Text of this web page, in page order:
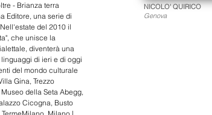
- Brianza terra
Editore, una serie di
del 2010 il
che unisce la
diventerà una
di ieri e di oggi
del mondo culturale
Gina, Trezzo
della Seta Abegg,
Cicogna, Busto
NICOLO' QUIRICO
Genova